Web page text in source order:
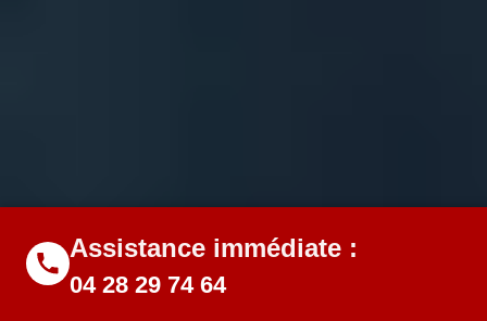
Assistance immédiate :
04 28 29 74 64